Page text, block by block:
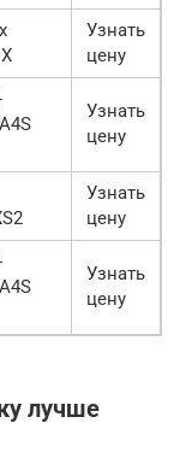
Узнать
цену
Узнать
цену
Узнать
цену
Узнать
цену
лучше